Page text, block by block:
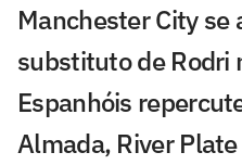
Manchester City se
substituto de Rodri
Espanhóis
Almada, River